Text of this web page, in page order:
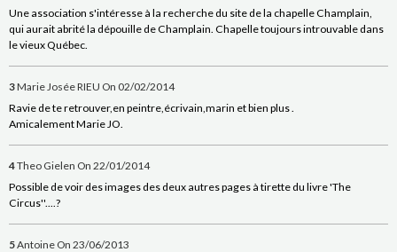
Une association s'intéresse à la recherche du site de la chapelle Champlain,
qui aurait abrité la dépouille de Champlain. Chapelle toujours introuvable dans
le vieux Québec.
3Marie Josée RIEU On 02/02/2014
Ravie de te retrouver,en peintre,écrivain,marin et bien plus .
Amicalement Marie JO.
4Theo Gielen On 22/01/2014
Possible de voir des images des deux autres pages à tirette du livre 'The
Circus''....?
5Antoine On 23/06/2013